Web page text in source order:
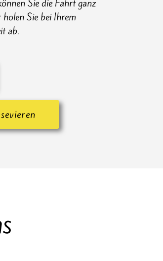
Sie die Fahrt ganz
holen Sie bei Ihrem
ab.